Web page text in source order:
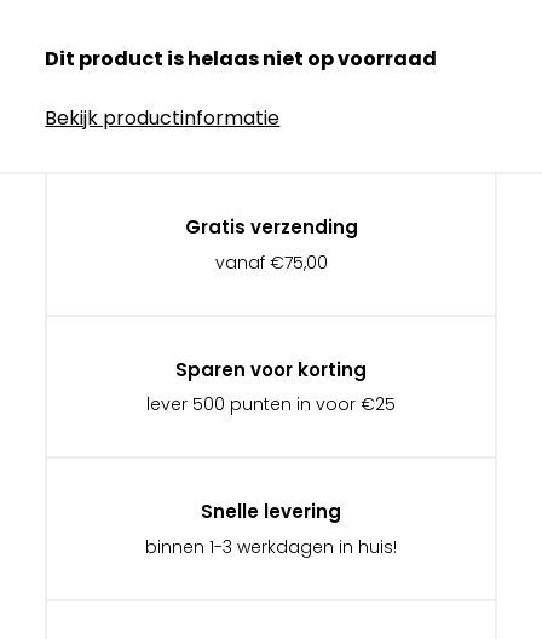
Dit product is helaas niet op voorraad
Bekijk productinformatie
Gratis verzending
vanaf €75,00
Sparen voor korting
lever 500 punten in voor €25
Snelle levering
binnen 1-3 werkdagen in huis!